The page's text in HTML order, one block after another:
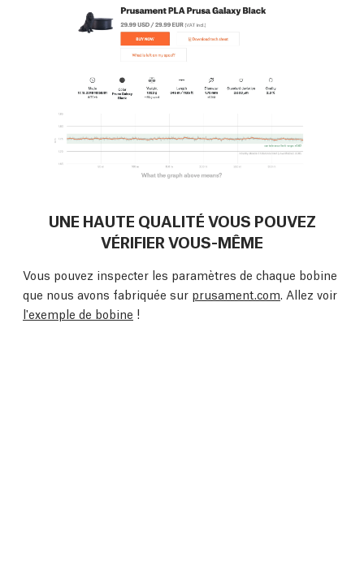
UNE HAUTE QUALITÉ VOUS POUVEZ
VÉRIFIER VOUS-MÊME
Vous pouvez inspecter les paramètres de chaque bobine
que nous avons fabriquée sur prusament.com. Allez voir
l'exemple de bobine !